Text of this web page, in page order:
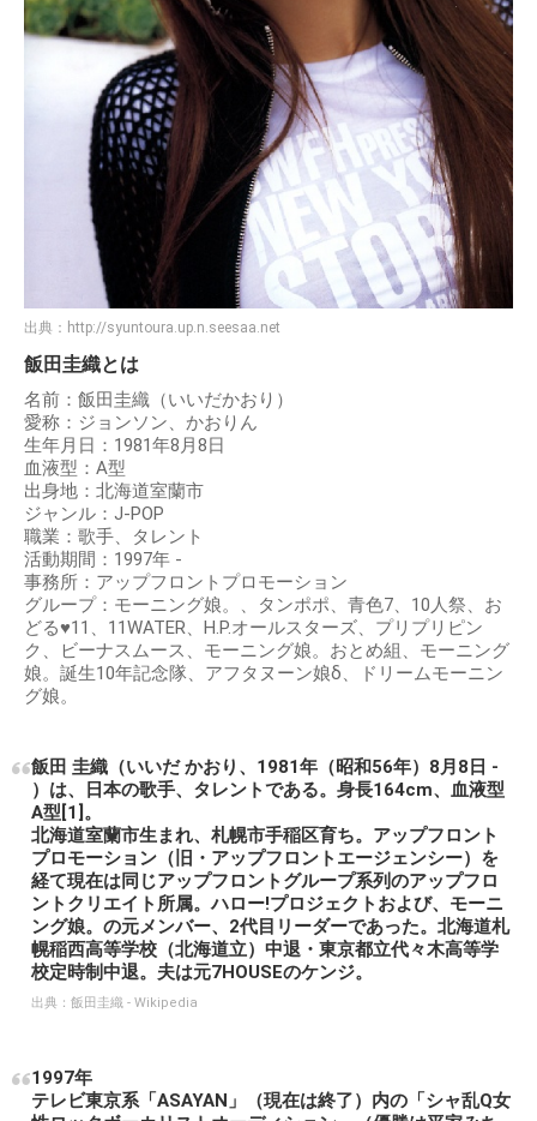
出典： http://syuntoura.up.n.seesaa.net
飯田圭織とは
名前：飯田圭織（いいだかおり）
愛称：ジョンソン、かおりん
生年月日：1981年8月8日
血液型：A型
出身地：北海道室蘭市
ジャンル：J-POP
職業：歌手、タレント
活動期間：1997年 -
事務所：アップフロントプロモーション
グループ：モーニング娘。、タンポポ、青色7、10人祭、お
どる♥11、11WATER、H.P.オールスターズ、プリプリピン
ク、ビーナスムース、モーニング娘。おとめ組、モーニング
娘。誕生10年記念隊、アフタヌーン娘δ、ドリームモーニン
グ娘。
飯田 圭織（いいだ かおり、1981年（昭和56年）8月8日 -
）は、日本の歌手、タレントである。身長164cm、血液型
A型[1]。
北海道室蘭市生まれ、札幌市手稲区育ち。アップフロント
プロモーション（旧・アップフロントエージェンシー）を
経て現在は同じアップフロントグループ系列のアップフロ
ントクリエイト所属。ハロー!プロジェクトおよび、モーニ
ング娘。の元メンバー、2代目リーダーであった。北海道札
幌稲西高等学校（北海道立）中退・東京都立代々木高等学
校定時制中退。夫は元7HOUSEのケンジ。
出典： 飯田圭織 - Wikipedia
1997年
テレビ東京系「ASAYAN」（現在は終了）内の「シャ乱Q女